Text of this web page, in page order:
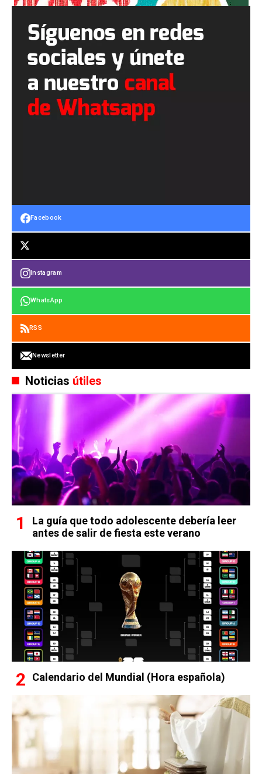
Facebook
Instagram
WhatsApp
RSS
Newsletter
Noticias útiles
La guía que todo adolescente debería leer
antes de salir de fiesta este verano
Calendario del Mundial (Hora española)